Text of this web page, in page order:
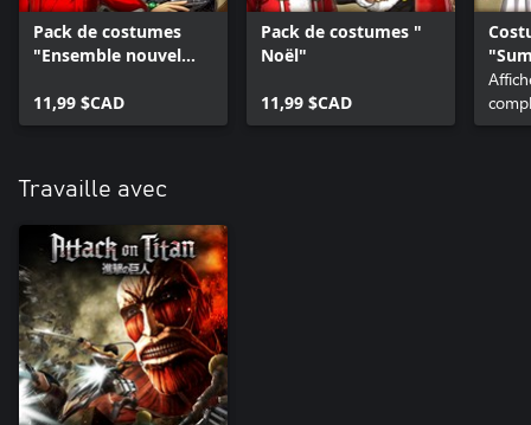
Pack de costumes
"Ensemble nouvel
11,99 $CAD
Pack de costumes "
Noël"
11,99 $CAD
Travaille avec